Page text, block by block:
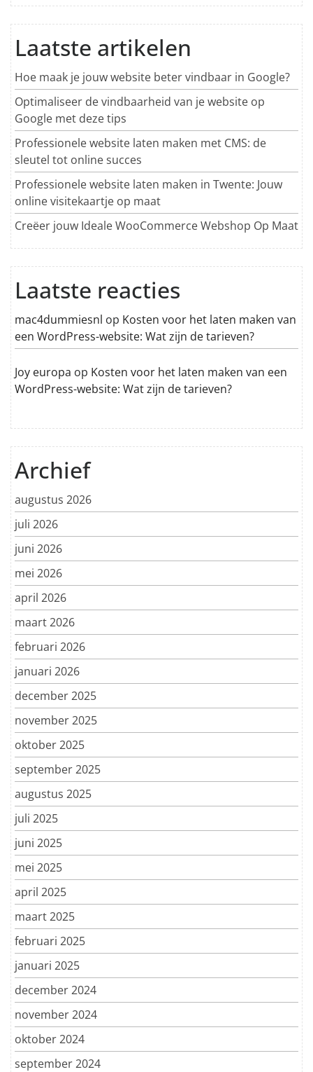
Laatste artikelen
Hoe maak je jouw website beter vindbaar in Google?
Optimaliseer de vindbaarheid van je website op
Google met deze tips
Professionele website laten maken met CMS: de
sleutel tot online succes
Professionele website laten maken in Twente: Jouw
online visitekaartje op maat
Creëer jouw Ideale WooCommerce Webshop Op Maat
Laatste reacties
mac4dummiesnl op Kosten voor het laten maken van
een WordPress-website: Wat zijn de tarieven?
Joy europa op Kosten voor het laten maken van een
WordPress-website: Wat zijn de tarieven?
Archief
augustus 2026
juli 2026
juni 2026
mei 2026
april 2026
maart 2026
februari 2026
januari 2026
december 2025
november 2025
oktober 2025
september 2025
augustus 2025
juli 2025
juni 2025
mei 2025
april 2025
maart 2025
februari 2025
januari 2025
december 2024
november 2024
oktober 2024
september 2024